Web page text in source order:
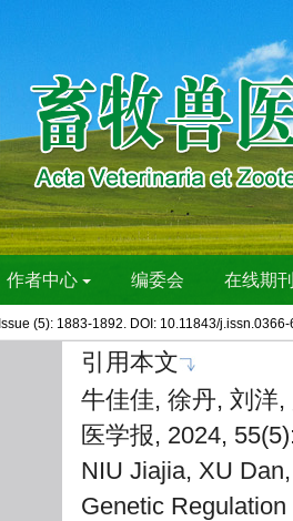
Issue (5): 1883-1892. DOI: 10.11843/
引用本文
牛佳佳, 徐丹, 刘洋
医学报, 2024,
NIU Jiajia, XU
Genetic